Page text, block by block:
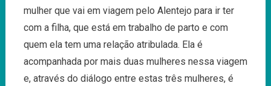
mulher que vai em viagem pelo Alentejo para ir ter
com a filha, que está em trabalho de parto e com
quem ela tem uma relação atribulada. Ela é
acompanhada por mais duas mulheres nessa viagem
e, através do diálogo entre estas três mulheres, é